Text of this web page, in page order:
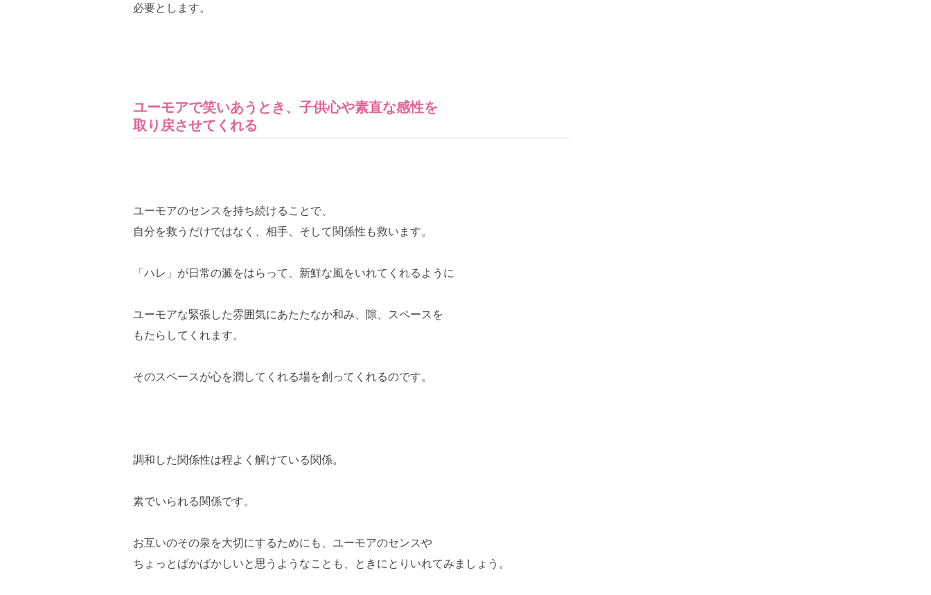
必要とします。
ユーモアで笑いあうとき、子供心や素直な感性を
取り戻させてくれる
ユーモアのセンスを持ち続けることで、
自分を救うだけではなく、相手、そして関係性も救います。
「ハレ」が日常の澱をはらって、新鮮な風をいれてくれるように
ユーモアな緊張した雰囲気にあたたなか和み、隙、スペースを
もたらしてくれます。
そのスペースが心を潤してくれる場を創ってくれるのです。
調和した関係性は程よく解けている関係。
素でいられる関係です。
お互いのその泉を大切にするためにも、ユーモアのセンスや
ちょっとばかばかしいと思うようなことも、ときにとりいれてみましょう。